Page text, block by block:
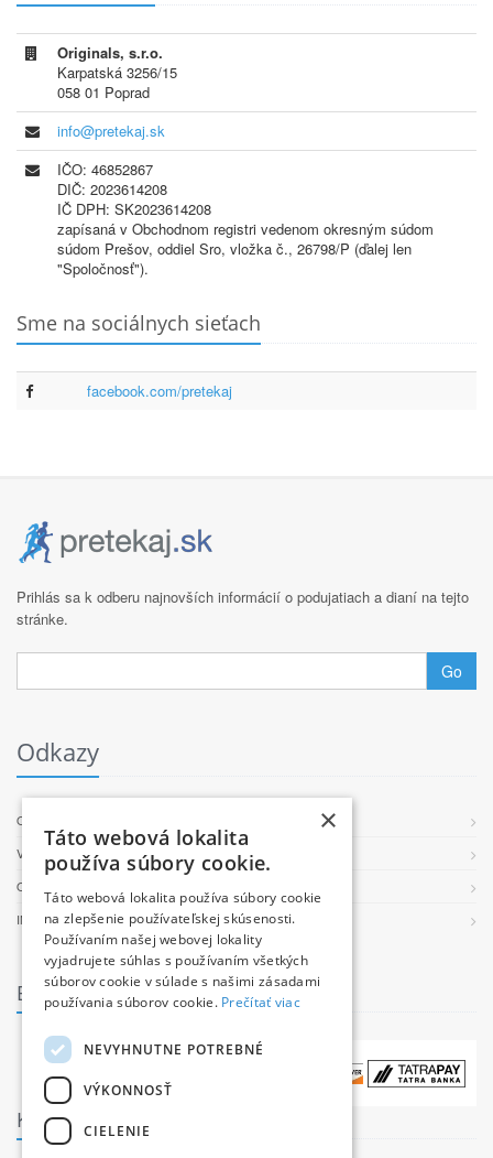
Originals, s.r.o.
Karpatská 3256/15
058 01 Poprad
info@pretekaj.sk
IČO: 46852867
DIČ: 2023614208
IČ DPH: SK2023614208
zapísaná v Obchodnom registri vedenom okresným súdom
súdom Prešov, oddiel Sro, vložka č., 26798/P (ďalej len
"Spoločnosť").
Sme na sociálnych sieťach
facebook.com/pretekaj
Prihlás sa k odberu najnovších informácií o podujatiach a dianí na tejto
stránke.
Go
Odkazy
O PROJEKTE
VŠEOBECNÉ PODMIENKY
OCHRANA OSOBNÝCH ÚDAJOV
INFORMÁCIE O COOKIES
Bezpečné platby
Kontakt
×
Táto webová lokalita
používa súbory cookie.
Táto webová lokalita používa súbory cookie
na zlepšenie používateľskej skúsenosti.
Používaním našej webovej lokality
vyjadrujete súhlas s používaním všetkých
súborov cookie v súlade s našimi zásadami
používania súborov cookie. Prečítať viac
NEVYHNUTNE POTREBNÉ
VÝKONNOSŤ
CIELENIE